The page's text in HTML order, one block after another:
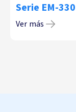
Serie EM-330
Ver más